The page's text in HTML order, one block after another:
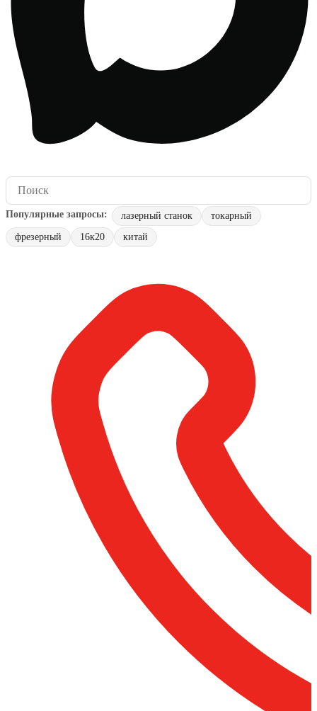
лазерный станок
токарный
фрезерный
16к20 китай